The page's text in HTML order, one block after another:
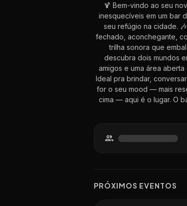
🍹 Bem-vindo ao seu
inesquecíveis em um bar
seu refúgio na cidade.
fechado, aconchegante,
trilha sonora que
descubra dois mundos
amigos e uma área
Ideal pra brindar,
for o seu mood — mais
cima — aqui é o lugar. O
PRÓXIMOS EVENTOS